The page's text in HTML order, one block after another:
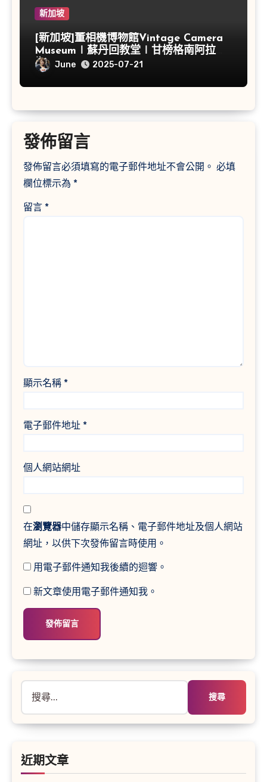
新加坡
[新加坡]董相機博物館Vintage Camera
Museum∣蘇丹回教堂∣甘榜格南阿拉伯
街∣June 2025-07-21
發佈留言
發佈留言必須填寫的電子郵件地址不會公開。 必填
欄位標示為 *
留言 *
顯示名稱 *
電子郵件地址 *
個人網站網址
在瀏覽器中儲存顯示名稱、電子郵件地址及個人網站
網址，以供下次發佈留言時使用。
用電子郵件通知我後續的迴響。
新文章使用電子郵件通知我。
關
字:
近期文章